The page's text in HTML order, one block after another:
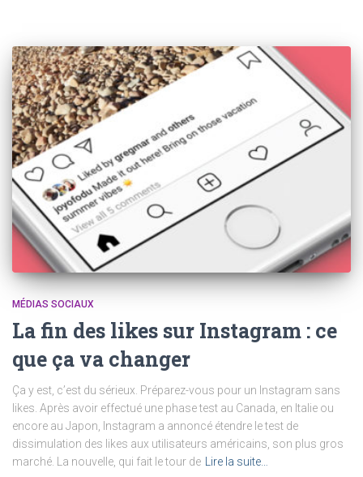
MÉDIAS SOCIAUX
La fin des likes sur Instagram : ce
que ça va changer
Ça y est, c’est du sérieux. Préparez-vous pour un Instagram sans
likes. Après avoir effectué une phase test au Canada, en Italie ou
encore au Japon, Instagram a annoncé étendre le test de
dissimulation des likes aux utilisateurs américains, son plus gros
marché. La nouvelle, qui fait le tour de Lire la suite…